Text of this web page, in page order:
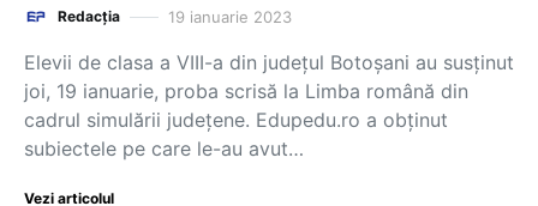
Redacția 19 ianuarie 2023
Elevii de clasa a VIII-a din județul Botoșani au susținut
joi, 19 ianuarie, proba scrisă la Limba română din
cadrul simulării județene. Edupedu.ro a obținut
subiectele pe care le-au avut…
Vezi articolul